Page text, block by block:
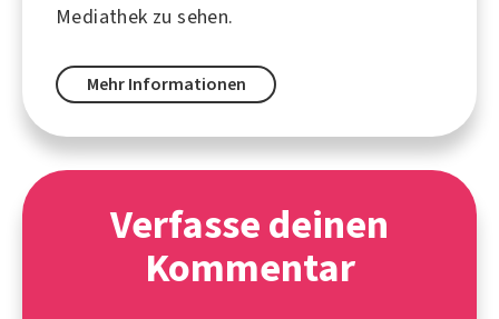
Mediathek zu sehen.
Mehr Informationen
Verfasse deinen
Kommentar